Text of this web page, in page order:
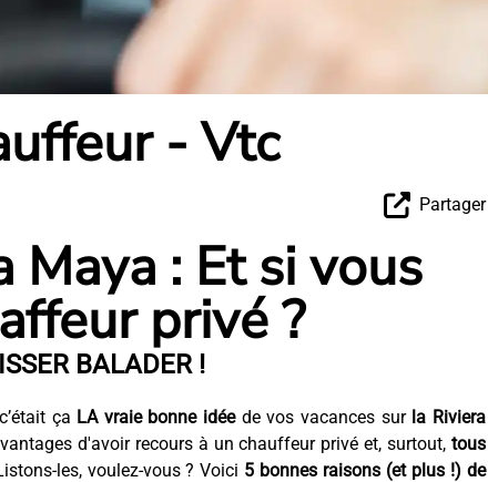
- Vtc
Partager
Maya : Et si vous
privé ?
BALADER !
ça LA vraie bonne idéede vos vacances sur la Riviera
d'avoir recours à un chauffeur privé et, surtout, tous
les, voulez-vous ? Voici 5 bonnes raisons (et plus !) de